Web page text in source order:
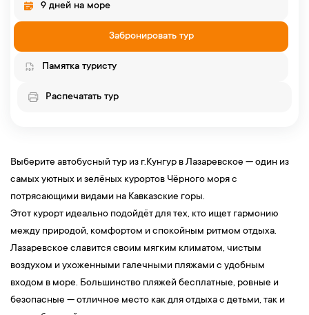
9 дней на море
Забронировать тур
Памятка туристу
Распечатать тур
Выберите автобусный тур из г.Кунгур в Лазаревское — один из
самых уютных и зелёных курортов Чёрного моря с
потрясающими видами на Кавказские горы.
Этот курорт идеально подойдёт для тех, кто ищет гармонию
между природой, комфортом и спокойным ритмом отдыха.
Лазаревское славится своим мягким климатом, чистым
воздухом и ухоженными галечными пляжами с удобным
входом в море. Большинство пляжей бесплатные, ровные и
безопасные — отличное место как для отдыха с детьми, так и